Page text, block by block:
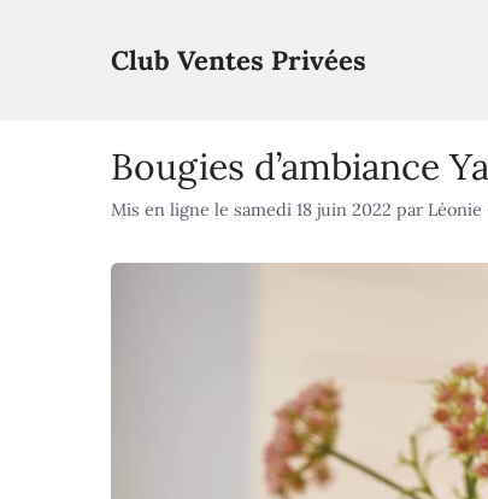
Club Ventes Privées
Bougies d’ambiance
Mis en ligne le samedi 18 juin 2022 par Léonie